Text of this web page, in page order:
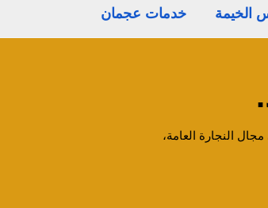
الخيمة خدمات عجمان
النجارة العامة،